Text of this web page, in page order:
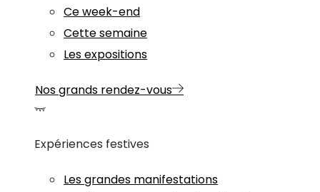
Ce week-end
Cette semaine
Les expositions
Nos grands rendez-vous
Expériences festives
Les grandes manifestations